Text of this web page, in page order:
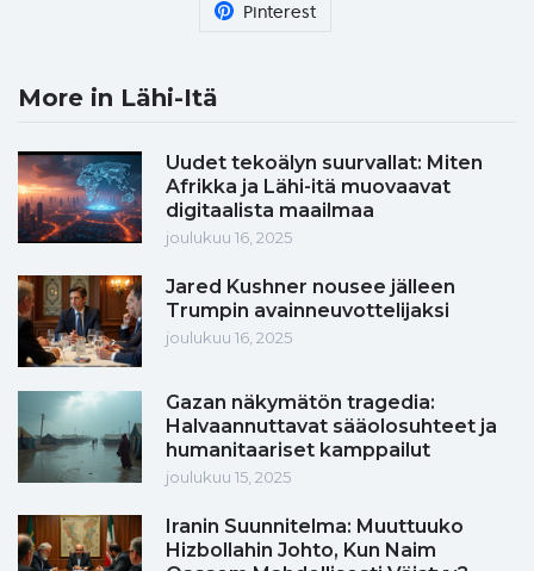
Pinterest
More in Lähi-Itä
Uudet tekoälyn suurvallat: Miten
Afrikka ja Lähi-itä muovaavat
digitaalista maailmaa
joulukuu 16, 2025
Jared Kushner nousee jälleen
Trumpin avainneuvottelijaksi
joulukuu 16, 2025
Gazan näkymätön tragedia:
Halvaannuttavat sääolosuhteet ja
humanitaariset kamppailut
joulukuu 15, 2025
Iranin Suunnitelma: Muuttuuko
Hizbollahin Johto, Kun Naim